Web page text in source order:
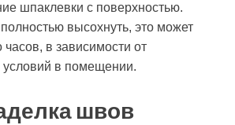
шпаклевки с поверхностью.
высохнуть, это может
часов, в зависимости от
условий в помещении.
швов